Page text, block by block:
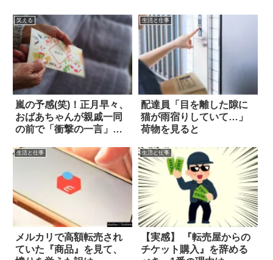
笑える
嵐の予感(笑)！正月早々、
おばあちゃんが親戚一同
の前で「衝撃の一言」を
生活と仕事
配達員「目を離した隙に
猫が雨宿りしていて…」
荷物を見ると
生活と仕事
メルカリで高額転売され
ていた『商品』を見て、
生活と仕事
【実感】 『転売屋からの
チケット購入』を辞める